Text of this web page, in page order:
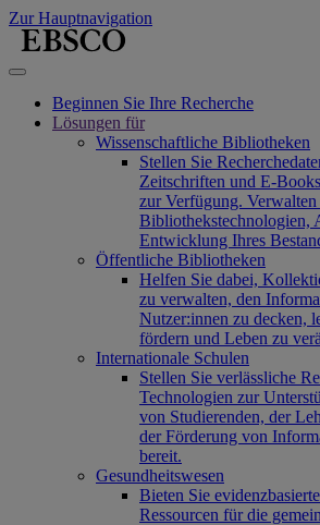
Zur Hauptnavigation
Beginnen Sie Ihre Recherche
Lösungen für
Wissenschaftliche Bibliotheken
Stellen Sie
Zeitschriften und E-
zur Verfügung. Verwalten
Bibliothekstechnologien,
Entwicklung Ihres
Öffentliche Bibliotheken
Helfen Sie dabei,
zu verwalten, den
Nutzer:innen zu decken,
fördern und Leben zu
Internationale Schulen
Stellen Sie verlässliche
Technologien zur
von Studierenden, der
der Förderung von
bereit.
Gesundheitswesen
Bieten Sie
Ressourcen für die